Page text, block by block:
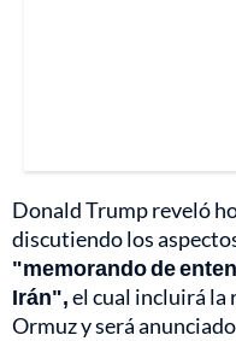
Donald Trump reveló
discutiendo los
"memorando de
Irán",el cual incluirá la
Ormuz y será